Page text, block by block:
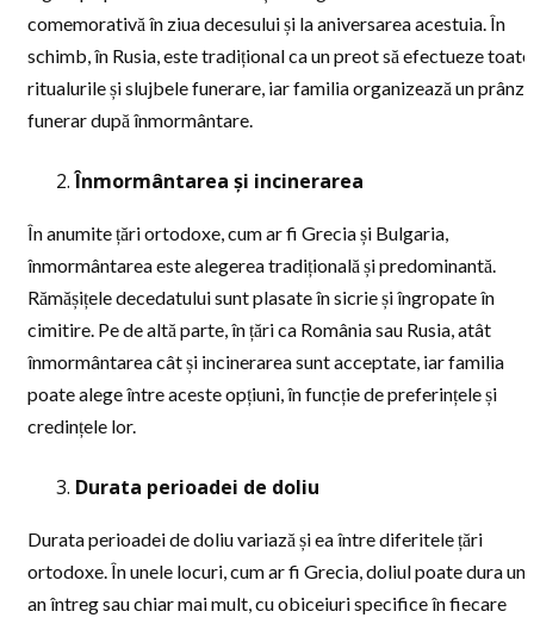
comemorativă în ziua decesului și la aniversarea acestuia. În
schimb, în Rusia, este tradițional ca un preot să efectueze toate
ritualurile și slujbele funerare, iar familia organizează un prânz
funerar după înmormântare.
Înmormântarea și incinerarea
În anumite țări ortodoxe, cum ar fi Grecia și Bulgaria,
înmormântarea este alegerea tradițională și predominantă.
Rămășițele decedatului sunt plasate în sicrie și îngropate în
cimitire. Pe de altă parte, în țări ca România sau Rusia, atât
înmormântarea cât și incinerarea sunt acceptate, iar familia
poate alege între aceste opțiuni, în funcție de preferințele și
credințele lor.
Durata perioadei de doliu
Durata perioadei de doliu variază și ea între diferitele țări
ortodoxe. În unele locuri, cum ar fi Grecia, doliul poate dura un
an întreg sau chiar mai mult, cu obiceiuri specifice în fiecare